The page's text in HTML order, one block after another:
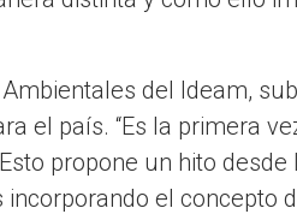
del Ideam,
el país. “Es la primera
propone un hito desde
el concepto